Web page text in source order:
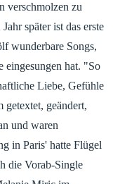
verschmolzen zu
später ist das erste
wunderbare Songs,
eingesungen hat. "So
Liebe, Gefühle
getextet, geändert,
und waren
in Paris' hatte Flügel
die Vorab-Single